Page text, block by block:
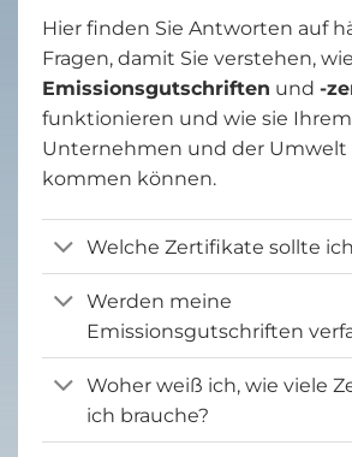
Hier finden Sie Antworten auf
Fragen, damit Sie verstehen, wie
Emissionsgutschriften und -
funktionieren und wie sie Ihrem
Unternehmen und der Umwelt
kommen können.
Welche Zertifikate sollte
Werden meine
Emissionsgutschriften
Woher weiß ich, wie viele
ich brauche?